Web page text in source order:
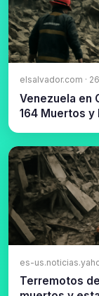
elsalvador.com ·
Venezuela en
164 Muertos
es-
Terremotos